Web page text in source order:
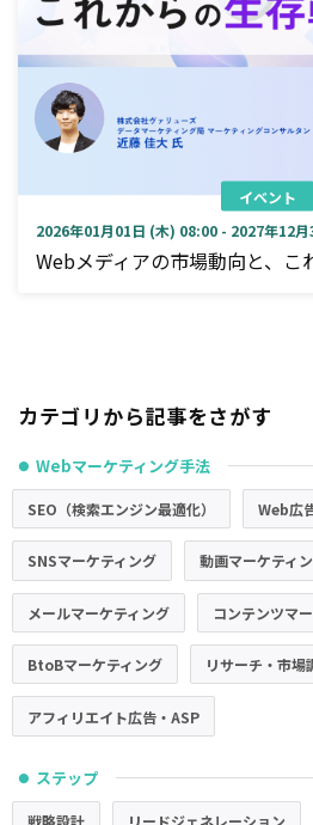
イベント
2026年01月01日 (木) 08:00 - 2027年12
Webメディアの市場動向と、こ
カテゴリから記事をさがす
● Webマーケティング手法
SEO（検索エンジン最適化） Web広
SNSマーケティング 動画マーケティ
メールマーケティング コンテンツマ
BtoBマーケティング リサーチ・市場
アフィリエイト広告・ASP
● ステップ
戦略設計 リードジェネレーション